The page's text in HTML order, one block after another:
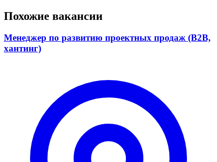
Похожие вакансии
Менеджер по развитию проектных продаж (B2B,
хантинг)